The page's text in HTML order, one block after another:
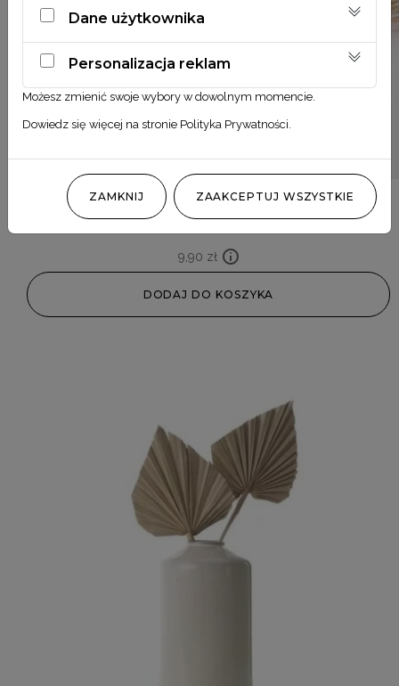
Phalaris różowy 1.0
9,90 zł
DODAJ DO KOSZYKA
Dane użytkownika
Personalizacja reklam
Możesz zmienić swoje wybory w dowolnym momencie.
Dowiedz się więcej na stronie Polityka Prywatności.
ZAMKNIJ ZAAKCEPTUJ WSZYSTKIE